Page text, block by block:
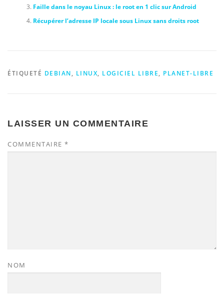
Faille dans le noyau Linux : le root en 1 clic sur Android
Récupérer l’adresse IP locale sous Linux sans droits root
ÉTIQUETÉ DEBIAN, LINUX, LOGICIEL LIBRE, PLANET-LIBRE
LAISSER UN COMMENTAIRE
COMMENTAIRE *
NOM